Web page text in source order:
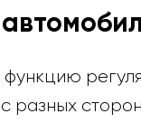
разных